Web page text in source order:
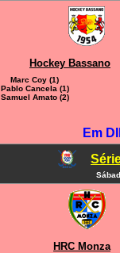
Hockey Bassano
Marc Coy (1)
Pablo Cancela (1)
Samuel Amato (2)
Em
HRC Monza